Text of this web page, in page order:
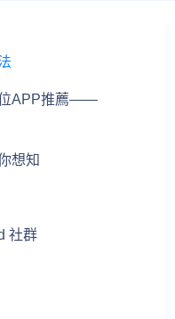
位APP推薦——
想知
社群